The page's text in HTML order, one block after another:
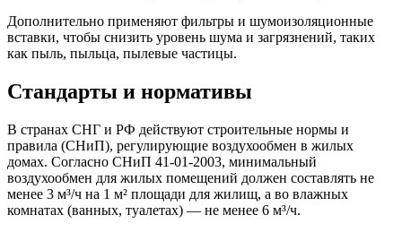
Дополнительно применяют фильтры и шумоизоляционные
вставки, чтобы снизить уровень шума и загрязнений, таких
как пыль, пыльца, пылевые частицы.
Стандарты и нормативы
В странах СНГ и РФ действуют строительные нормы и
правила (СНиП), регулирующие воздухообмен в жилых
домах. Согласно СНиП 41-01-2003, минимальный
воздухообмен для жилых помещений должен составлять не
менее 3 м³/ч на 1 м² площади для жилищ, а во влажных
комнатах (ванных, туалетах) — не менее 6 м³/ч.